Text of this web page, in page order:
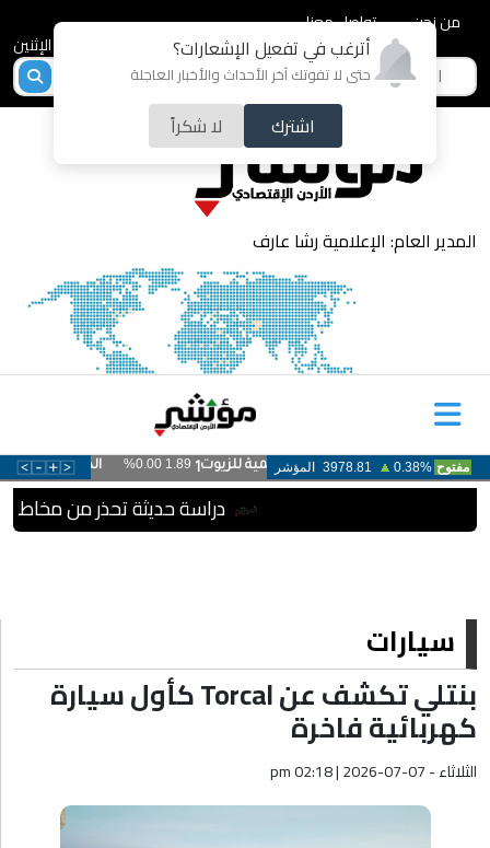
أترغب في تفعيل الإشعارات؟
حتى لا تفوتك آخر الأحداث والأخبار العاجلة
اشترك لا شكراً
من نحن
تواصل معنا
المدير العام: الإعلامية رشا عارف
دراسة حديثة تحذر من مخاطر
سيارات
بنتلي تكشف عن Torcal كأول سيارة
كهربائية فاخرة
الثلاثاء - pm 02:18 | 2026-07-07